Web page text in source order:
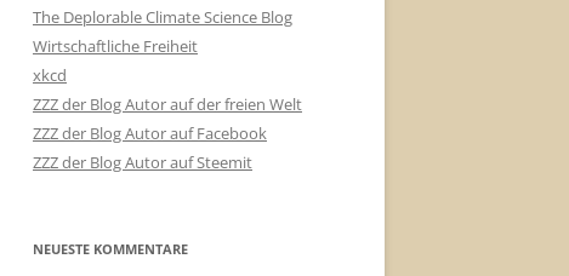
The Deplorable Climate Science Blog
Wirtschaftliche Freiheit
xkcd
ZZZ der Blog Autor auf der freien Welt
ZZZ der Blog Autor auf Facebook
ZZZ der Blog Autor auf Steemit
NEUESTE KOMMENTARE